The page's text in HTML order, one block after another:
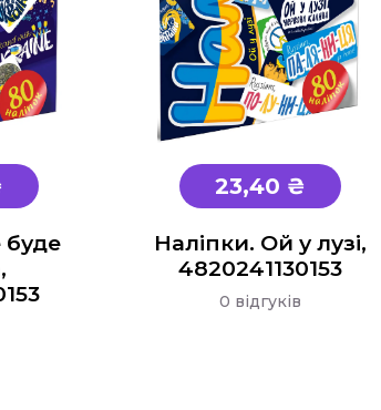
буде
23,40 ₴
Наліпки. Ой у лузі,
4820241130153
0 відгуків